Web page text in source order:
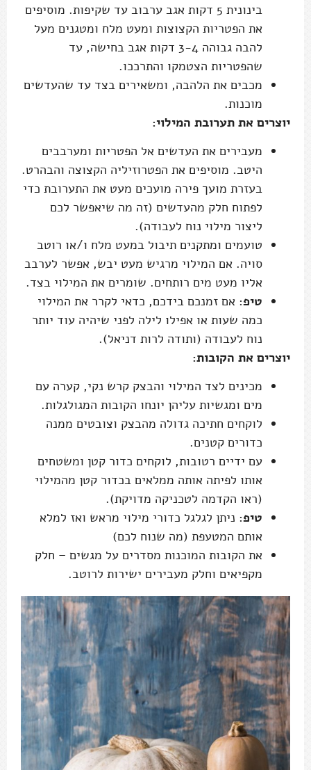
בינונית 5 דקות אגב ערבוב עד שקיפות. מוסיפים
את הפטריות הקצוצות ומעט מלח ומטגנים מעל
להבה גבוהה 3-4 דקות אגב בחישה, עד
שהפטריות הצטמקו והתרככו.
מכבים את הלהבה, ומשאירים בצד עד שהעדשים
מוכנות.
יוצרים את תערובת המילוי:
מעבירים את העדשים אל הפטריות ומערבבים
היטב. מוסיפים את הפטרוזיליה הקצוצה והבהרט.
בעזרת מועך פירה מועכים מעט את התערובת כדי
לפתוח חלק מהעדשים (זה מה שיאפשר לכם
ליצור מילוי נוח לעבודה).
טועמים ומתקנים תיבול במעט מלח ו/או רוטב
סויה. אם המילוי מרגיש מעט יבש, אפשר לערבב
אליו מעט מים רותחים. שומרים את המילוי בצד.
טיפ: אם זמנכם בידכם, כדאי לקרר את המילוי
כמה שעות או אפילו לילה לפני שיהיה עוד יותר
נוח לעבודה (ותודה לרות דניאל).
יוצרים את הקובות:
מכינים לצד המילוי והבצק קרש נקי, קערה עם
מים ומגשיות עליהן יונחו הקובות המגולגלות.
לוקחים חתיכה גדולה מהבצק וצובטים ממנה
כדורים קטנים.
עם ידיים רטובות, לוקחים כדור קטן ומשטחים
אותו לפיתה אותה ממלאים בכדור קטן מהמילוי
(ראו הקדמה לטכניקה מדויקת).
טיפ: ניתן לגלגל כדורי מילוי מראש ואז למלא
אותם המטעפת (מה שנוח לכם)
את הקובות המוכנות מסדרים על מגשים – חלק
מקפיאים וחלק מעבירים ישירות לרוטב.